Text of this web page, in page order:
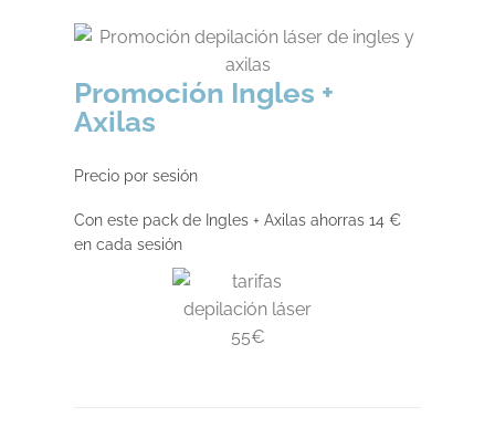
Promoción Ingles +
Axilas
Precio por sesión
Con este pack de Ingles + Axilas ahorras 14 €
en cada sesión